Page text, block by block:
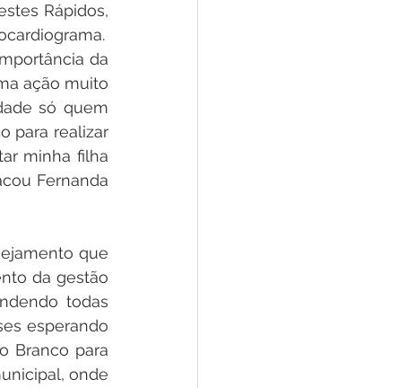
Rápidos,
da
ação muito
só quem
para realizar
minha filha
Fernanda
que
da gestão
todas
esperando
Branco para
onde